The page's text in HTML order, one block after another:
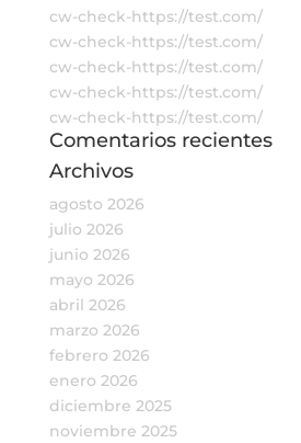
cw-check-https://test.com/
cw-check-https://test.com/
cw-check-https://test.com/
cw-check-https://test.com/
cw-check-https://test.com/
Comentarios recientes
Archivos
agosto 2026
julio 2026
junio 2026
mayo 2026
abril 2026
marzo 2026
febrero 2026
enero 2026
diciembre 2025
noviembre 2025